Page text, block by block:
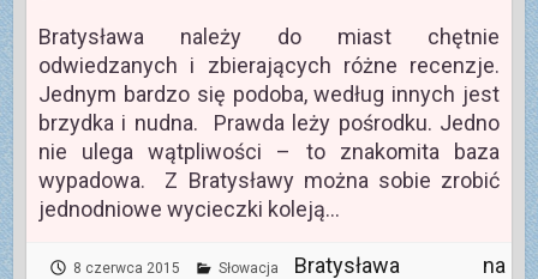
Bratysława należy do miast chętnie
odwiedzanych i zbierających różne recenzje.
Jednym bardzo się podoba, według innych jest
brzydka i nudna. Prawda leży pośrodku. Jedno
nie ulega wątpliwości – to znakomita baza
wypadowa. Z Bratysławy można sobie zrobić
jednodniowe wycieczki koleją…
8 czerwca 2015 Słowacja
Bratysława na